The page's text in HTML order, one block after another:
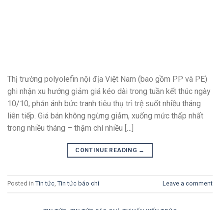
Thị trường polyolefin nội địa Việt Nam (bao gồm PP và PE)
ghi nhận xu hướng giảm giá kéo dài trong tuần kết thúc ngày
10/10, phản ánh bức tranh tiêu thụ trì trệ suốt nhiều tháng
liên tiếp. Giá bán không ngừng giảm, xuống mức thấp nhất
trong nhiều tháng – thậm chí nhiều […]
CONTINUE READING →
Posted in Tin tức, Tin tức báo chí Leave a comment